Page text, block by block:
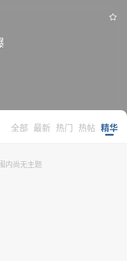
全部 最新 热门 热帖 精华
内尚无主题